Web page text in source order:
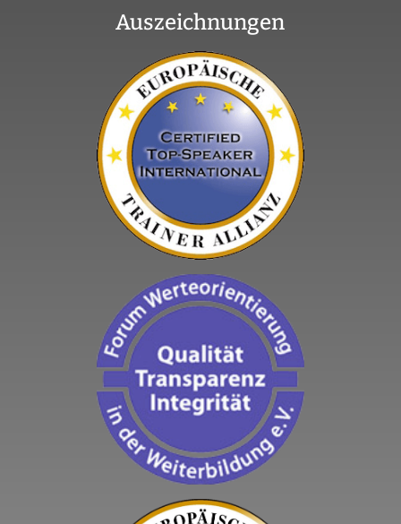
Auszeichnungen